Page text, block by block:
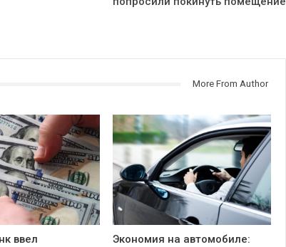
More From Author
ввел
Экономия на автомобиле: